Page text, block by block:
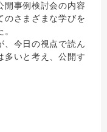
開事例検討会の内容
のさまざまな学びを
、今日の視点で読ん
多いと考え、公開す